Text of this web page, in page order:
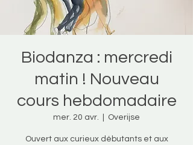
Biodanza : mercredi
matin ! Nouveau
cours hebdomadaire
mer. 20 avr. Overijse
Ouvert aux curieux débutants et aux